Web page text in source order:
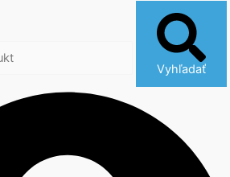
Vyhľadať